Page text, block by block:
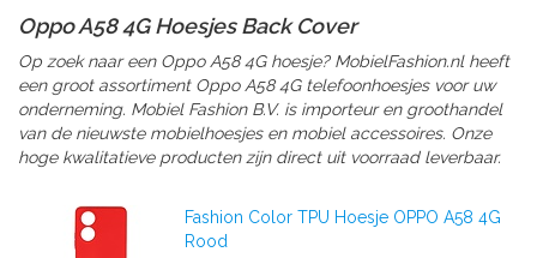
Oppo A58 4G Hoesjes Back Cover
Op zoek naar een Oppo A58 4G hoesje? MobielFashion.nl heeft
een groot assortiment Oppo A58 4G telefoonhoesjes voor uw
onderneming. Mobiel Fashion B.V. is importeur en groothandel
van de nieuwste mobielhoesjes en mobiel accessoires. Onze
hoge kwalitatieve producten zijn direct uit voorraad leverbaar.
Fashion Color TPU Hoesje OPPO A58 4G
Rood